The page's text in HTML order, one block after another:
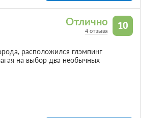
10
Отлично
4 отзыва
расположился глэмпинг
на выбор два необычных